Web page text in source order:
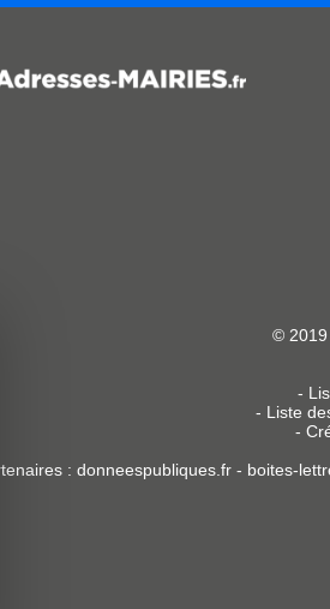
© 2019
-
- Liste
-
: donneespubliques.fr- boites-